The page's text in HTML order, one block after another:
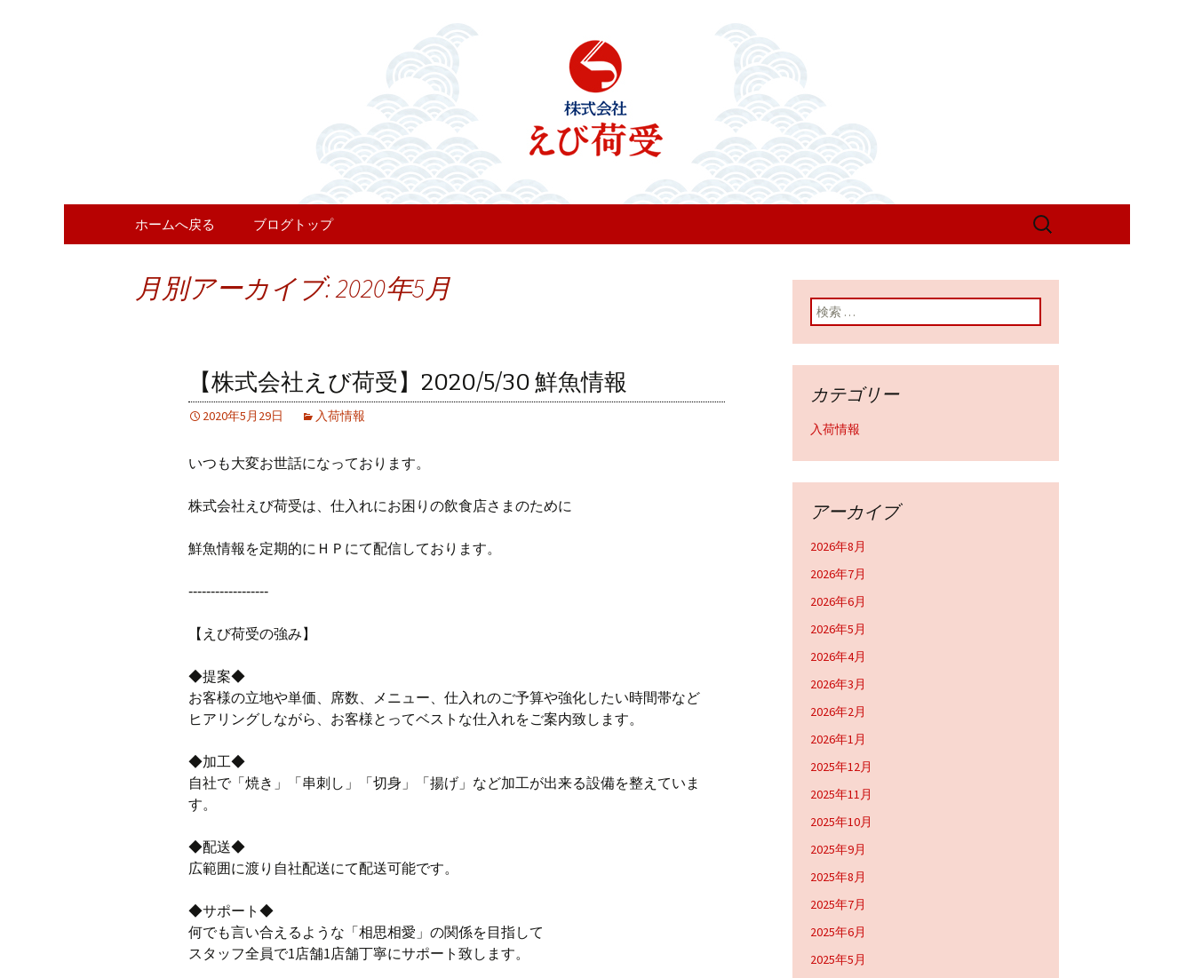
えび荷受のお知らせ
コンテンツへ移動
ホームへ戻る ブログトップ
検
月別アーカイブ: 2020年5月
【株式会社えび荷受】2020/5/30 鮮魚情報
2020年5月29日 入荷情報
いつも大変お世話になっております。
株式会社えび荷受は、仕入れにお困りの飲食店さまのために
鮮魚情報を定期的にＨＰにて配信しております。
‐‐‐‐‐‐‐‐‐‐‐‐‐‐‐‐‐‐
【えび荷受の強み】
◆提案◆
お客様の立地や単価、席数、メニュー、仕入れのご予算や強化したい時間帯など
ヒアリングしながら、お客様とってベストな仕入れをご案内致します。
◆加工◆
自社で「焼き」「串刺し」「切身」「揚げ」など加工が出来る設備を整えていま
す。
◆配送◆
広範囲に渡り自社配送にて配送可能です。
◆サポート◆
何でも言い合えるような「相思相愛」の関係を目指して
スタッフ全員で1店舗1店舗丁寧にサポート致します。
検索:
カテゴリー
入荷情報
アーカイブ
2026年8月
2026年7月
2026年6月
2026年5月
2026年4月
2026年3月
2026年2月
2026年1月
2025年12月
2025年11月
2025年10月
2025年9月
2025年8月
2025年7月
2025年6月
2025年5月